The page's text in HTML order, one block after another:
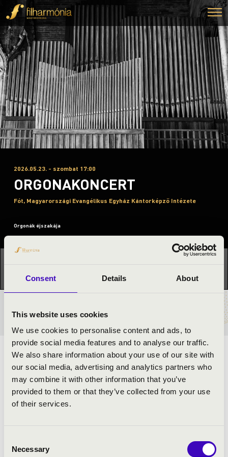
Consent Details About
This website uses cookies
We use cookies to personalise content and ads, to
provide social media features and to analyse our traffic.
We also share information about your use of our site with
our social media, advertising and analytics partners who
may combine it with other information that you’ve
provided to them or that they’ve collected from your use
of their services.
Selection
Necessary
2026.05.23. - szombat 17:00
ORGONAKONCERT
Fót, Magyarországi Evangélikus Egyház Kántorképző Intézete
Orgonák éjszakája
programhoz: Orgonák éjszakája »
BÉRLET- ÉS JEGYÁRAK
ELŐADÓK:
Mihályi Teréz - orgona
Nemeshegyi Dániel - orgona
Nemeshegyi János
MŰSOR: